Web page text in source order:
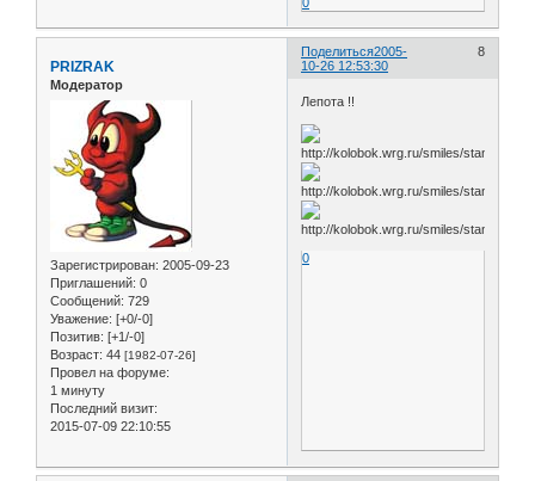
Поделиться 8
2005-
10-26 12:53:30
PRIZRAK
Модератор
Зарегистрирован: 2005-09-23
Приглашений: 0
Сообщений: 729
Уважение: [+0/-0]
Позитив: [+1/-0]
Возраст: 44 [1982-07-26]
Провел на форуме:
1 минуту
Последний визит:
2015-07-09 22:10:55
Лепота !!
0